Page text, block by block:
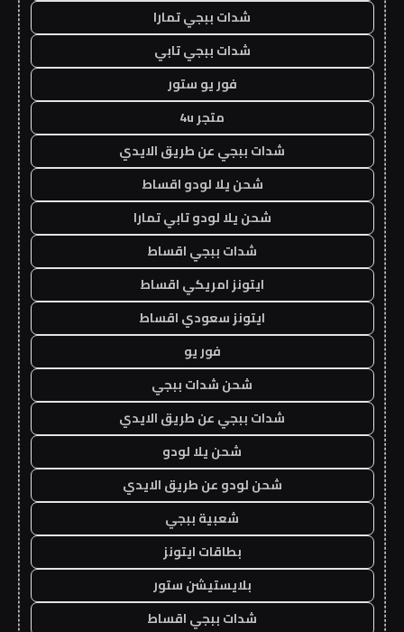
شدات ببجي تمارا
شدات ببجي تابي
فور يو ستور
متجر 4u
شدات ببجي عن طريق الايدي
شحن يلا لودو اقساط
شحن يلا لودو تابي تمارا
شدات ببجي اقساط
ايتونز امريكي اقساط
ايتونز سعودي اقساط
فور يو
شحن شدات ببجي
شدات ببجي عن طريق الايدي
شحن يلا لودو
شحن لودو عن طريق الايدي
شعبية ببجي
بطاقات ايتونز
بلايستيشن ستور
شدات ببجي اقساط